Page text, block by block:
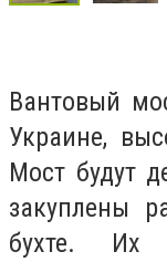
Вантовый
Украине,
Мост будут
закуплены
бухте. Их